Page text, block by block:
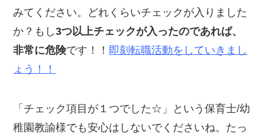
みてください。どれくらいチェックが入りました
か？もし3つ以上チェックが入ったのであれば、
非常に危険です！！ 即刻転職活動をしていきまし
ょう！！
「チェック項目が１つでした☆」という保育士/幼
稚園教諭様でも安心はしないでくださいね。たっ